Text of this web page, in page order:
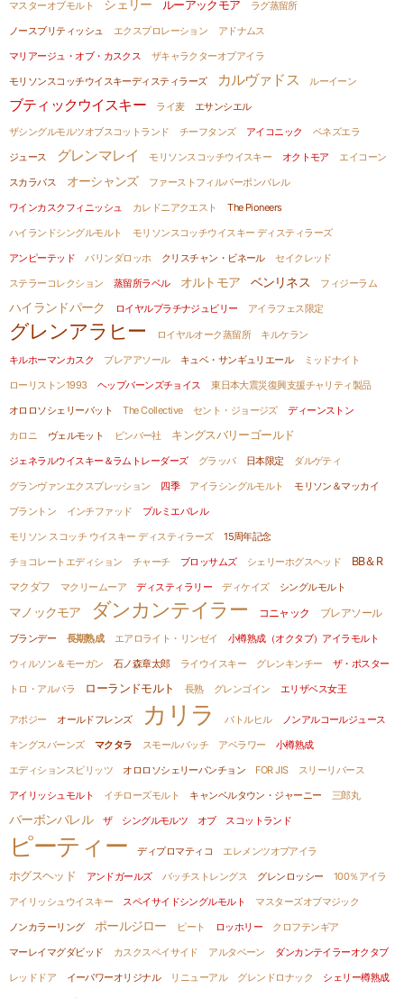
マスターオブモルト
シェリー ルーアックモア
ラグ蒸留所
ノースブリティッシュ
エクスプロレーション
アドナムス
マリアージュ・オブ・カスクス
ザキャラクターオブアイラ
モリソンスコッチウイスキーディスティラーズ
カルヴァドス ルーイーン
ブティックウイスキー ライ麦
エサンシエル
ザシングルモルツオブスコットランド
チーフタンズ アイコニック
ベネズエラ
ジュース
グレンマレイ モリソンスコッチウイスキー オクトモア
エイコーン
スカラバス
オーシャンズ
ファーストフィルバーボンバレル
ワインカスクフィニッシュ
カレドニアクエスト
The Pioneers
ハイランドシングルモルト
モリソンスコッチウイスキー ディスティラーズ
アンピーテッド
バリンダロッホ クリスチャン・ビネール
セイクレッド
ステラーコレクション
蒸留所ラベル オルトモア ベンリネス フィジーラム
ハイランドパーク ロイヤルプラチナジュビリー アイラフェス限定
グレンアラヒー ロイヤルオーク蒸留所
キルケラン
キルホーマンカスク
ブレアアソール キュベ・サンギュリエール
ミッドナイト
ローリストン1993
ヘップバーンズチョイス
東日本大震災復興支援チャリティ製品
オロロソシェリーバット
The Collective セント・ジョージズ
ディーンストン
カロニ
ヴェルモット ビンバー社 キングスバリーゴールド
ジェネラルウイスキー＆ラムトレーダーズ グラッパ 日本限定
ダルゲティ
グランヴァンエクスプレッション
四季 アイラシングルモルト
モリソン＆マッカイ
ブラントン
インチファッド
プルミエバレル
モリソン スコッチ ウイスキー ディスティラーズ
15周年記念
チョコレートエディション
チャーチ ブロッサムズ シェリーホグスヘッド BB＆R
マクダフ マクリームーア ディスティラリー ディケイズ シングルモルト
マノックモア ダンカンテイラー コニャック
ブレアソール
ブランデー
長期熟成 エアロライト・リンゼイ
小樽熟成（オクタブ）アイラモルト
ウィルソン＆モーガン
石ノ森章太郎 ライウイスキー グレンキンチー
ザ・ポスター
トロ・アルバラ
ローランドモルト 長熟 グレンゴイン エリザベス女王
アポジー オールドフレンズ カリラ バトルヒル
ノンアルコールジュース
キングスバーンズ
マクタラ スモールバッチ アベラワー
小樽熟成
エディションスピリッツ
オロロソシェリーパンチョン FOR JIS
スリーリバース
アイリッシュモルト
イチローズモルト キャンベルタウン・ジャーニー 三郎丸
バーボンバレル ザ シングルモルツ オブ スコットランド
ピーティー ディプロマティコ エレメンツオブアイラ
ホグスヘッド アンドガールズ バッチストレングス グレンロッシー
100％アイラ
アイリッシュウイスキー
スペイサイドシングルモルト
マスターズオブマジック
ノンカラーリング
ポールジロー ピート ロッホリー
クロフテンギア
マーレイマグダビッド
カスクスペイサイド アルタベーン
ダンカンテイラーオクタブ
レッドドア
イーパワーオリジナル リニューアル グレンドロナック
シェリー樽熟成